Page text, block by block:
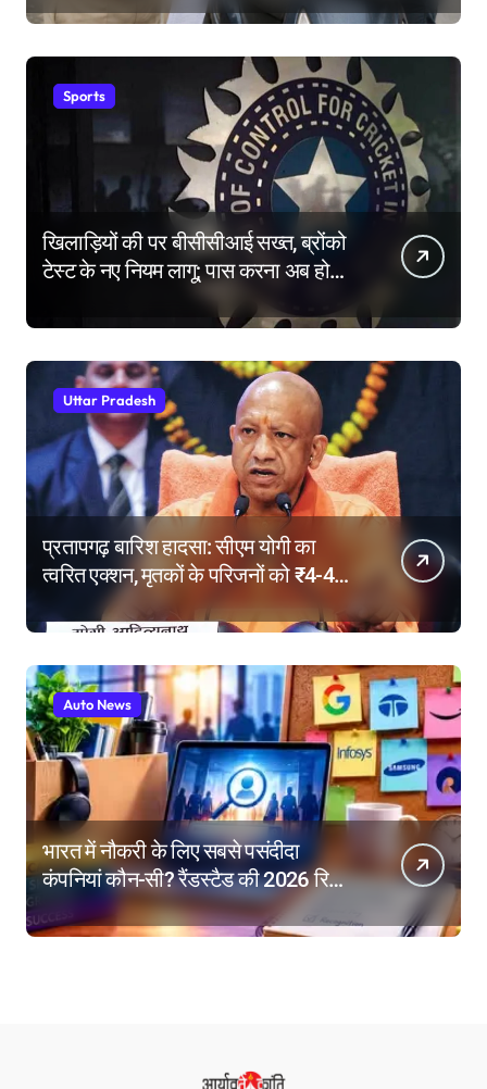
Sports
खिलाड़ियों की पर बीसीसीआई सख्त, ब्रोंको
टेस्ट के नए नियम लागू; पास करना अब होगा
Uttar Pradesh
प्रतापगढ़ बारिश हादसा: सीएम योगी का
त्वरित एक्शन, मृतकों के परिजनों को ₹4-4
लाख की सहायता, घायलों के बेहतर इलाज के
निर्देश
Auto News
भारत में नौकरी के लिए सबसे पसंदीदा
कंपनियां कौन-सी? रैंडस्टैड की 2026 रिपोर्ट
में गूगल नंबर-1